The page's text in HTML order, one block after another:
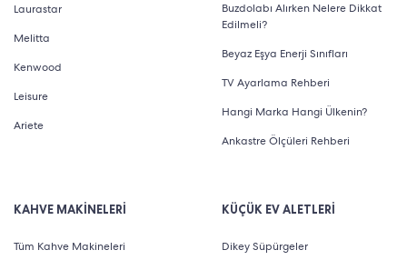
Laurastar
Melitta
Kenwood
Leisure
Ariete
Buzdolabı Alırken Nelere Dikkat
Edilmeli?
Beyaz Eşya Enerji Sınıfları
TV Ayarlama Rehberi
Hangi Marka Hangi Ülkenin?
Ankastre Ölçüleri Rehberi
KAHVE MAKİNELERİ
Tüm Kahve Makineleri
KÜÇÜK EV ALETLERİ
Dikey Süpürgeler